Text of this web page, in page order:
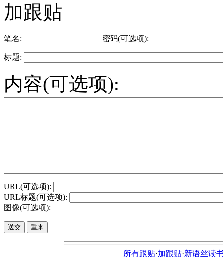
加跟贴
笔名: 密码(可选项):
标题:
内容(可选项):
URL(可选项):
URL标题(可选项):
图像(可选项):
所有跟贴·加跟贴·新语丝读